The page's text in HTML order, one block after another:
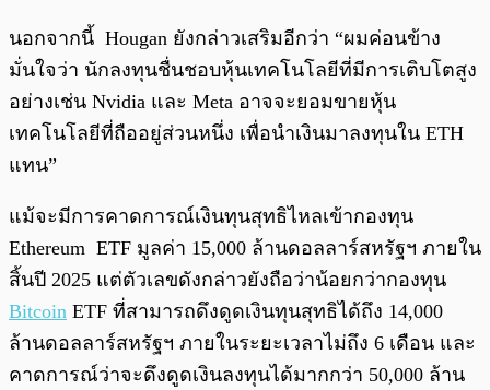
นอกจากนี้ Hougan ยังกล่าวเสริมอีกว่า “ผมค่อนข้าง
มั่นใจว่า นักลงทุนชื่นชอบหุ้นเทคโนโลยีที่มีการเติบโตสูง
อย่างเช่น Nvidia และ Meta อาจจะยอมขายหุ้น
เทคโนโลยีที่ถืออยู่ส่วนหนึ่ง เพื่อนำเงินมาลงทุนใน ETH
แทน”
แม้จะมีการคาดการณ์เงินทุนสุทธิไหลเข้ากองทุน
Ethereum ETF มูลค่า 15,000 ล้านดอลลาร์สหรัฐฯ ภายใน
สิ้นปี 2025 แต่ตัวเลขดังกล่าวยังถือว่าน้อยกว่ากองทุน
Bitcoin ETF ที่สามารถดึงดูดเงินทุนสุทธิได้ถึง 14,000
ล้านดอลลาร์สหรัฐฯ ภายในระยะเวลาไม่ถึง 6 เดือน และ
คาดการณ์ว่าจะดึงดูดเงินลงทุนได้มากกว่า 50,000 ล้าน